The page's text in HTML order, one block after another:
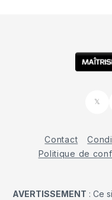
𝕏
Contact
Politique de
AVERTISSEMENT : Ce